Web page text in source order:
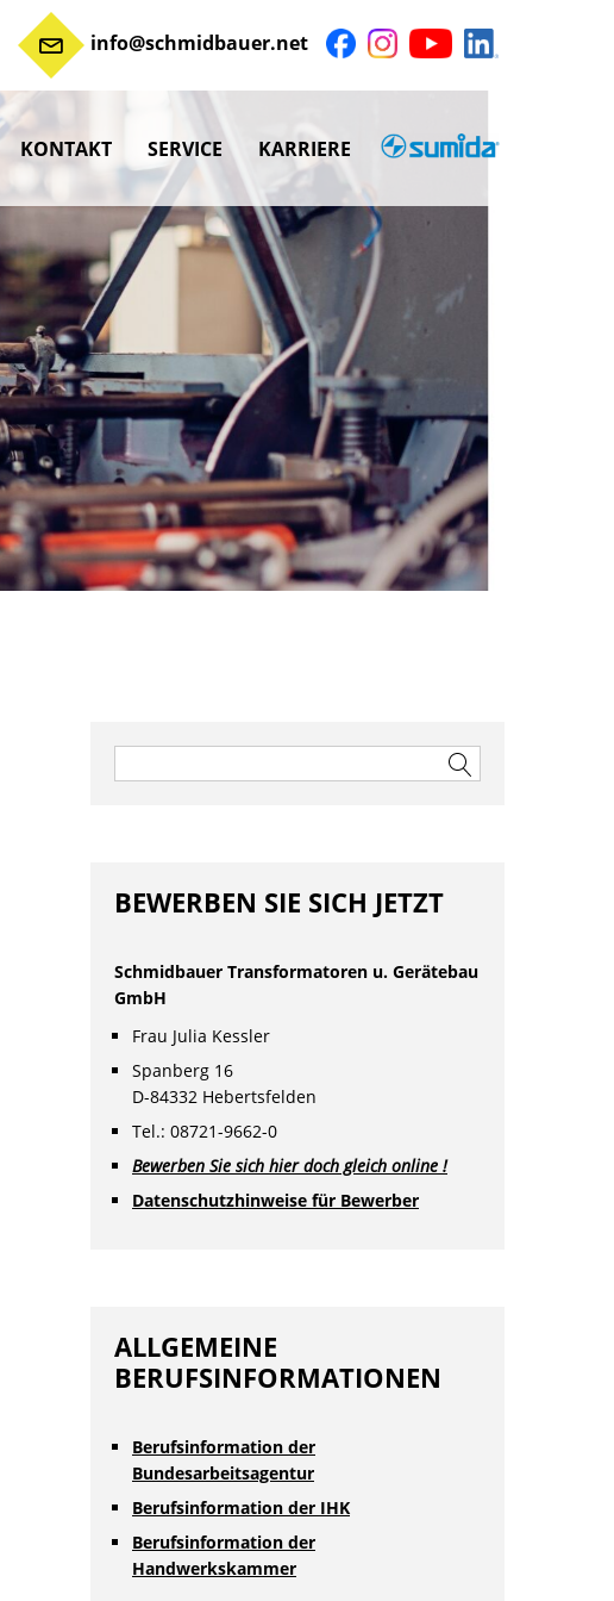
info@schmidbauer.net
Untermenü
Untermenü
anzeigen
Untermenü
anzeigen
Untermenü
anzeigen
KONTAKT SERVICE
Untermenü
KARRIERE SUMIDA
nach:
BEWERBEN SIE SICH JETZT
Schmidbauer Transformatoren u. Gerätebau
GmbH
Frau Julia Kessler
Spanberg 16
D-84332 Hebertsfelden
Tel.: 08721-9662-0
Bewerben Sie sich hier doch gleich online !
Datenschutzhinweise für Bewerber
ALLGEMEINE
BERUFSINFORMATIONEN
Berufsinformation der
Bundesarbeitsagentur
Berufsinformation der IHK
Berufsinformation der
Handwerkskammer